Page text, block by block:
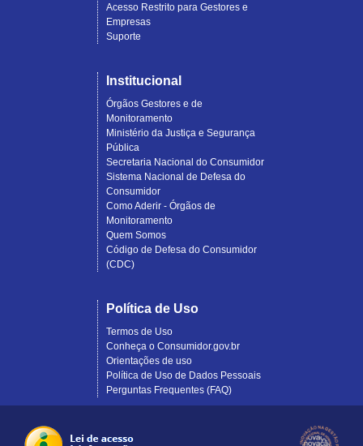
Acesso Restrito para Gestores e
Empresas
Suporte
Institucional
Órgãos Gestores e de
Monitoramento
Ministério da Justiça e Segurança
Pública
Secretaria Nacional do Consumidor
Sistema Nacional de Defesa do
Consumidor
Como Aderir - Órgãos de
Monitoramento
Quem Somos
Código de Defesa do Consumidor
(CDC)
Política de Uso
Termos de Uso
Conheça o Consumidor.gov.br
Orientações de uso
Política de Uso de Dados Pessoais
Perguntas Frequentes (FAQ)